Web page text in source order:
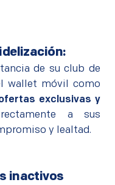
de su club de
wallet móvil como
exclusivas y
a sus
y lealtad.
inactivos